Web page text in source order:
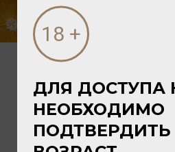
Приятных
ДЛЯ ДОСТУПА
НЕОБХОДИМО
ПОДТВЕРДИТЬ